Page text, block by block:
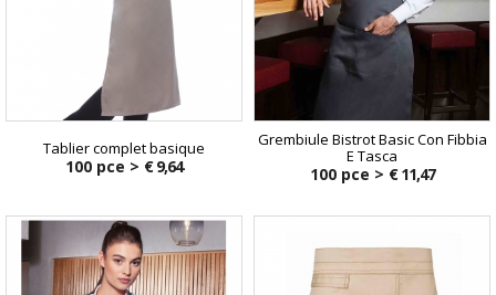
Tablier complet basique
100 pce > € 9,64
Grembiule Bistrot Basic Con Fibbia
E Tasca
100 pce > € 11,47